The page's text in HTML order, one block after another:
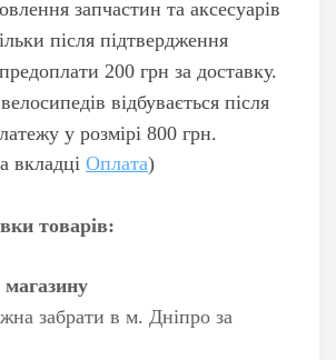
запчастин та аксесуарів
після підтвердження
200 грн за доставку.
відбувається після
у розмірі 800 грн.
вкладці Оплата)
товарів:
магазину
забрати в м. Дніпро за